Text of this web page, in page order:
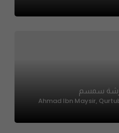
Ahmad Ibn Maysir,